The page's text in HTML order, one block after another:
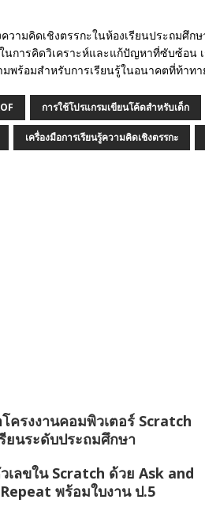
ความคิดเชิงตรรกะในห้องเรียนประถมศึ
นการคิดวิเคราะห์และแก้ปัญหาที่ซับซ้อน
มพร้อมสำหรับการเรียนรู้ในอนาคตที่ท้าท
การใช้โปรแกรมเขียนโค้ดสำหรับเด็ก
เครื่องมือการเรียนรู้ความคิดเชิงตรรกะ
ครงงานคอมพิวเตอร์ Scratch
ยนระดับประถมศึกษา
เลขใน Scratch ด้วย Ask and
พร้อมใบงาน ป.5